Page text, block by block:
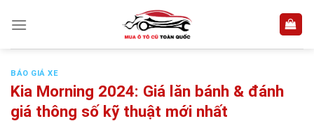
BÁO GIÁ XE
Kia Morning 2024: Giá lăn bánh & đánh
giá thông số kỹ thuật mới nhất